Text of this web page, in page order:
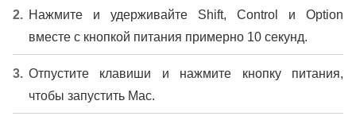
Нажмите и удерживайте Shift, Control и Option
вместе с кнопкой питания примерно 10 секунд.
Отпустите клавиши и нажмите кнопку питания,
чтобы запустить Mac.